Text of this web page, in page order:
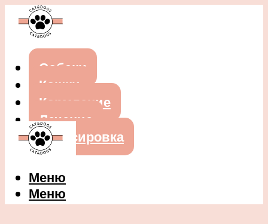
Собаки
Кошки
Кормление
Лечение
Дрессировка
Меню
Меню